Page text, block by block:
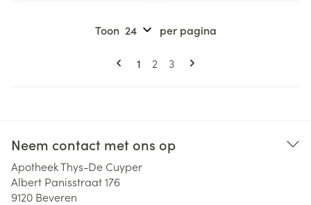
Pagina's
U lees momenteel pagina
1 Pagina
2 Pagina
3
Toon per pagina
Neem contact met ons op
Apotheek Thys-De Cuyper
Albert Panisstraat 176
9120 Beveren